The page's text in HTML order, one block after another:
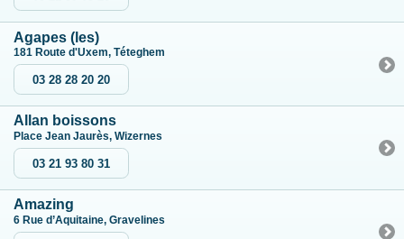
Agapes (les)
181 Route d'Uxem, Téteghem
03 28 28 20 20
Allan boissons
Place Jean Jaurès, Wizernes
03 21 93 80 31
Amazing
6 Rue d’Aquitaine, Gravelines